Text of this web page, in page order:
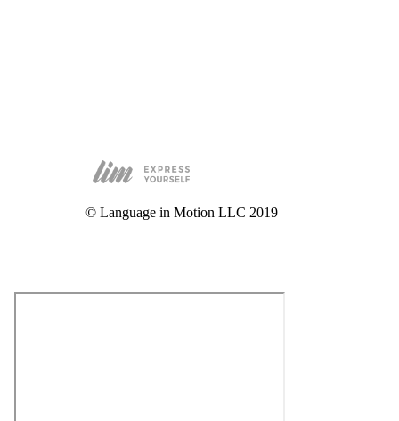
© Language in Motion LLC 2019